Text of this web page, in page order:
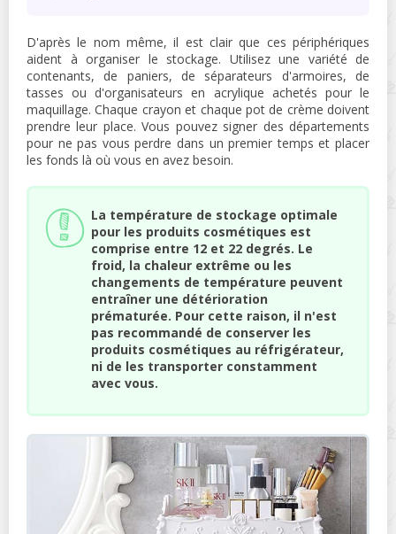
D'après le nom même, il est clair que ces périphériques
aident à organiser le stockage. Utilisez une variété de
contenants, de paniers, de séparateurs d'armoires, de
tasses ou d'organisateurs en acrylique achetés pour le
maquillage. Chaque crayon et chaque pot de crème doivent
prendre leur place. Vous pouvez signer des départements
pour ne pas vous perdre dans un premier temps et placer
les fonds là où vous en avez besoin.
La température de stockage optimale
pour les produits cosmétiques est
comprise entre 12 et 22 degrés. Le
froid, la chaleur extrême ou les
changements de température peuvent
entraîner une détérioration
prématurée. Pour cette raison, il n'est
pas recommandé de conserver les
produits cosmétiques au réfrigérateur,
ni de les transporter constamment
avec vous.